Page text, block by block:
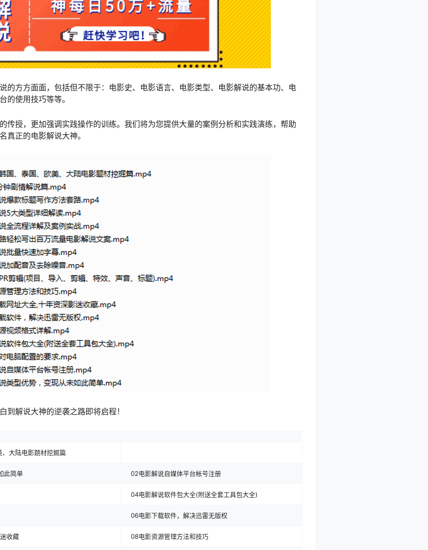
的方方面面，包括但不限于：电影史、电影语言、电影类型、电影解说的基本功、电
的使用技巧等等。
传授，更加强调实践操作的训练。我们将为您提供大量的案例分析和实践演练，帮助
真正的电影解说大神。
到解说大神的逆袭之路即将启程！
大陆电影题材挖掘篇
此简单 02电影解说自媒体平台帐号注册
04电影解说软件包大全(附送全套工具包大全)
06电影下载软件，解决迅雷无版权
收藏 08电影资源管理方法和技巧